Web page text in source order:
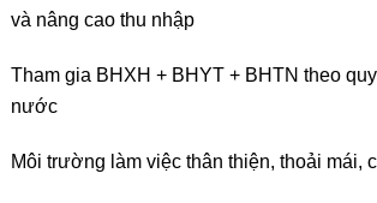
và nâng cao thu nhập
Tham gia BHXH + BHYT + BHTN theo
nước
Môi trường làm việc thân thiện, thoải mái,